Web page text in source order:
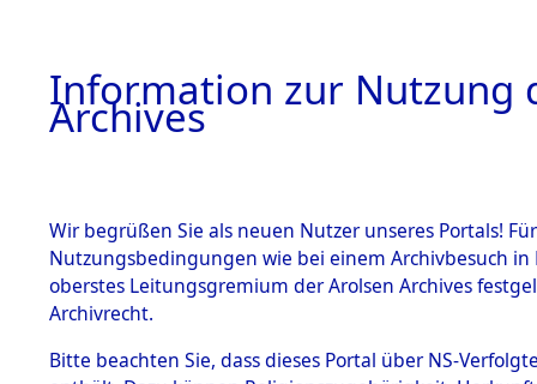
BESTÄNDE
Information zur Nutzung
Archives
Wir begrüßen Sie als neuen Nutzer unseres Portals!
Nutzungsbedingungen wie bei einem Archivbesuch
oberstes Leitungsgremium der Arolsen Archives
Archivrecht.
Bitte beachten Sie, dass dieses Portal über NS-